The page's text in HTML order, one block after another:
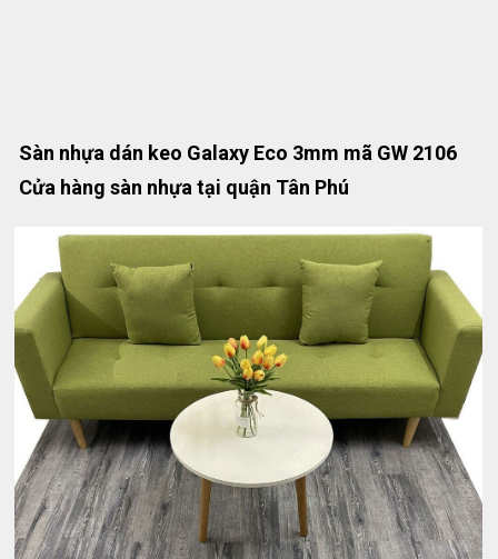
Sàn nhựa dán keo Galaxy Eco 3mm mã GW 2106
Cửa hàng sàn nhựa tại quận Tân Phú